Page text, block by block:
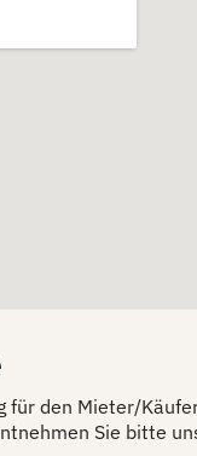
für den Mieter/
Sie bitte